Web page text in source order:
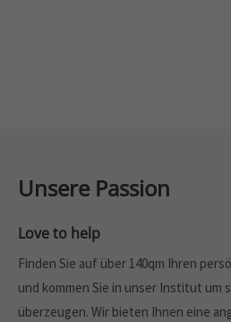
Unsere Passion
Love to help
Finden Sie auf über 140qm Ihren
und kommen Sie in unser Institut um
überzeugen. Wir bieten Ihnen eine